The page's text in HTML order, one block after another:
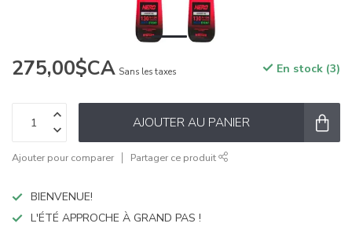
275,00$CA Sans les taxes En stock (3)
AJOUTER AU PANIER
Ajouter pour comparer Partager ce produit
BIENVENUE!
L'ÉTÉ APPROCHE À GRAND PAS !